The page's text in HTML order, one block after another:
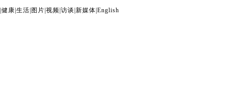
健康 生活 图片 视频 访谈 新媒体 English